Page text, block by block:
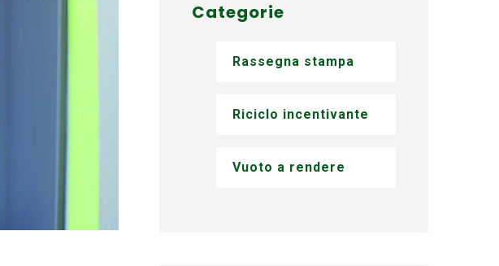
Categorie
Rassegna stampa
Riciclo incentivante
Vuoto a rendere